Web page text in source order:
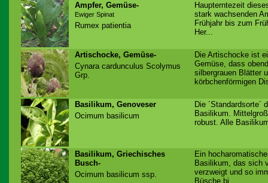
Ampfer, Gemüse-
Ewiger Spinat
Rumex patientia
Haupterntezeit
stark wachsenden
Frühjahr bis zum
Her...
Artischocke, Gemüse-
Cynara cardunculus Scolymus
Grp.
Die Artischocke ist
Gemüse, dass
silbergrauen Blätter
körbchenförmigen
Basilikum, Genoveser
Ocimum basilicum
Die
Basilikum.
robust. Alle
Basilikum, Griechisches
Busch-
Ocimum basilicum ssp.
Ein
Basilikum, das sich
verzweigt und so
Büsche bi...